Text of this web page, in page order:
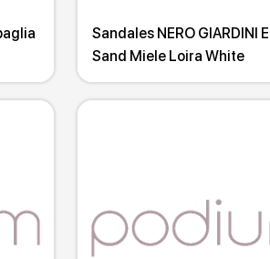
Sandales NERO GIARDINI
Sand Miele Loira White